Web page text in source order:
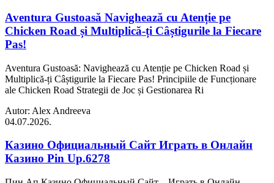
Aventura Gustoasă Navighează cu Atenție pe
Chicken Road și Multiplică-ți Câștigurile la Fiecare
Pas!
Aventura Gustoasă: Navighează cu Atenție pe Chicken Road și
Multiplică-ți Câștigurile la Fiecare Pas! Principiile de Funcționare
ale Chicken Road Strategii de Joc și Gestionarea Ri
Autor: Alex Andreeva
04.07.2026.
Казино Официальный Сайт Играть в Онлайн
Казино Pin Up.6278